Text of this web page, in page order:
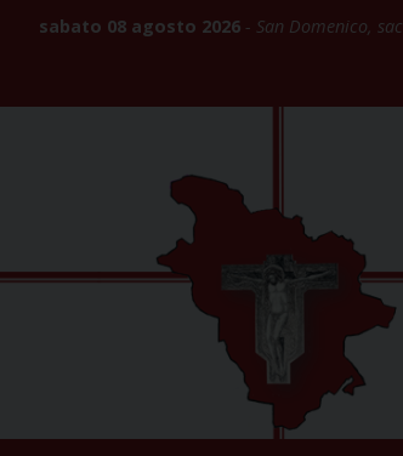
sabato 08 agosto 2026 San Domenico,